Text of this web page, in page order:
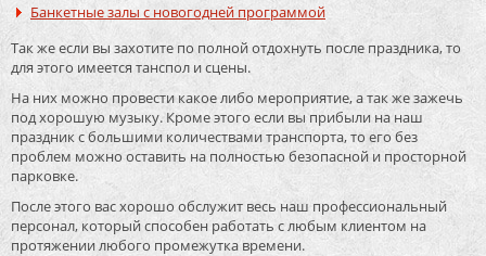
Банкетные залы с новогодней программой
Так же если вы захотите по полной отдохнуть после праздника, то
для этого имеется танспол и сцены.
На них можно провести какое либо мероприятие, а так же зажечь
под хорошую музыку. Кроме этого если вы прибыли на наш
праздник с большими количествами транспорта, то его без
проблем можно оставить на полностью безопасной и просторной
парковке.
После этого вас хорошо обслужит весь наш профессиональный
персонал, который способен работать с любым клиентом на
протяжении любого промежутка времени.